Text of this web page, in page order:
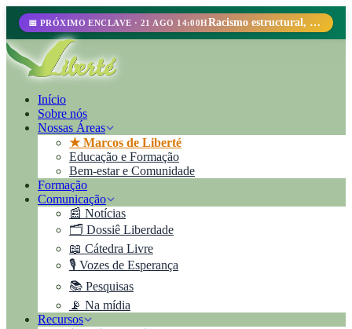
📅 PRÓXIMO ENCLAVE · 21 AGO 14:00H Racismo estructural, perfilamiento racial y abolicionismo carcelario.
Início
Sobre nós
Nossas Áreas
★ Marcos de Liberté
Educação e Formação
Bem-estar e Comunidade
Formação
Comunicação
📰 Notícias
🗂️ Dossiê Liberdade
📖 Cátedra Livre
🎙️ Vozes de Esperança
📚 Pesquisas
📡 Na mídia
Recursos